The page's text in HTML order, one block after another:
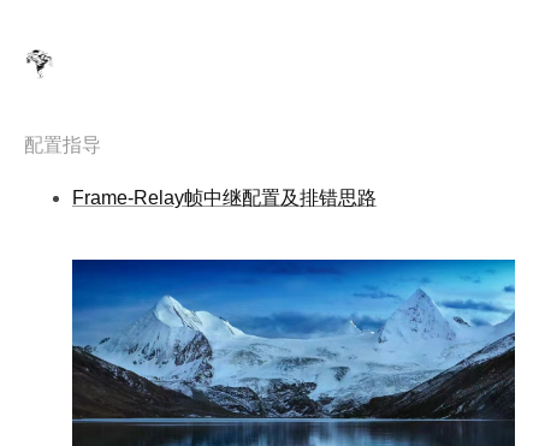
配置指导
Frame-Relay帧中继配置及排错思路